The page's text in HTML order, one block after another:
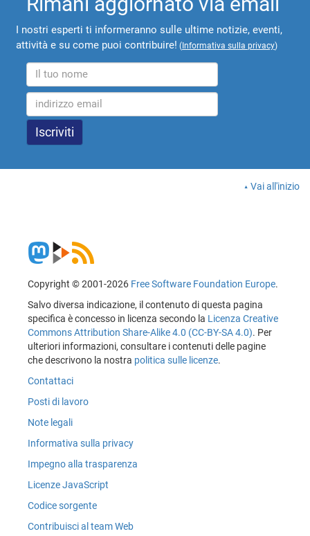
I nostri esperti ti informeranno sulle ultime notizie, eventi,
attività e su come puoi contribuire! ( Informativa sulla privacy)
Vai all'inizio
Copyright © 2001-2026 Free Software Foundation Europe.
Salvo diversa indicazione, il contenuto di questa pagina
specifica è concesso in licenza secondo la Licenza Creative
Commons Attribution Share-Alike 4.0 (CC-BY-SA 4.0). Per
ulteriori informazioni, consultare i contenuti delle pagine
che descrivono la nostra politica sulle licenze.
Contattaci
Posti di lavoro
Note legali
Informativa sulla privacy
Impegno alla trasparenza
Licenze JavaScript
Codice sorgente
Contribuisci al team Web